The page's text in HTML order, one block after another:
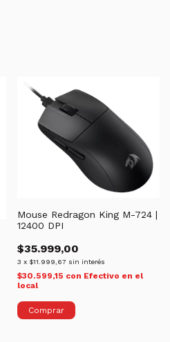
Mouse Redragon King M-724 |
12400 DPI
$35.999,00
3 x $11.999,67 sin interés
$30.599,15 con Efectivo en el
local